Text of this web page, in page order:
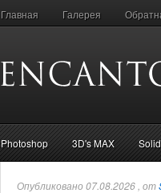
Главная Галерея
Photoshop 3D's MAX
Опубликовано 07.08.2026 , от